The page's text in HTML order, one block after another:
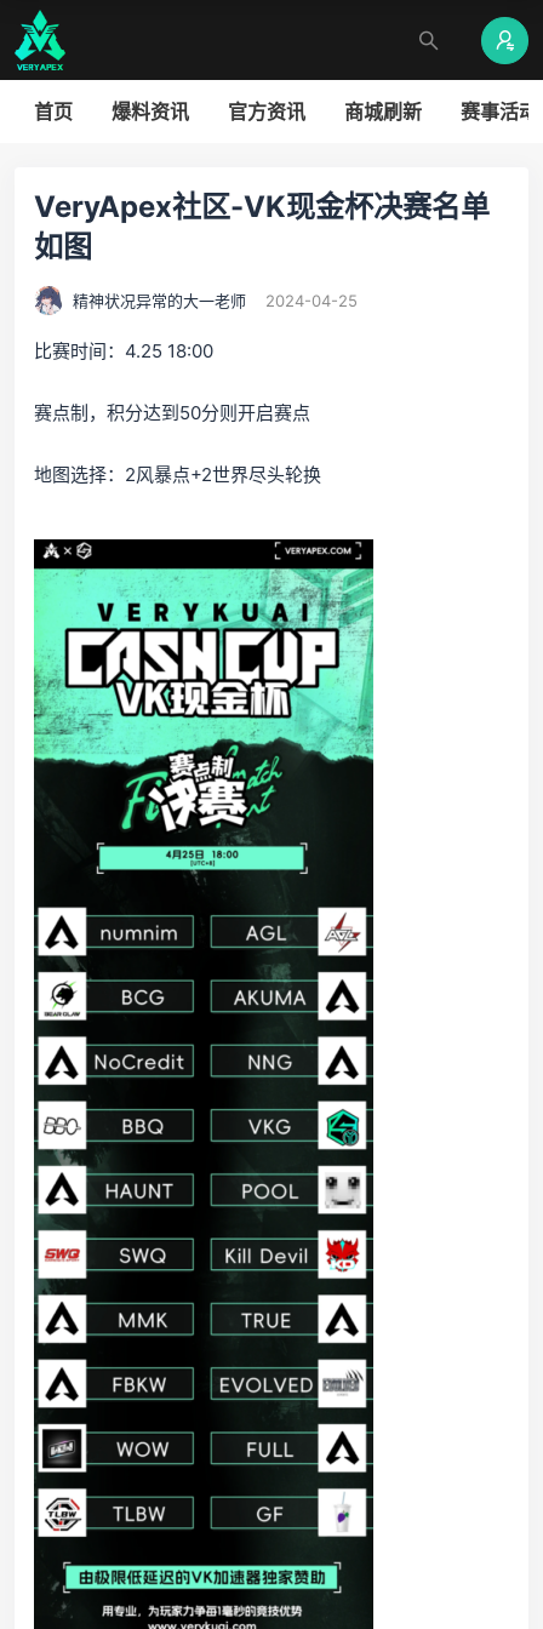
首页 爆料资讯 官方资讯 商城刷新 赛事活动
VeryApex社区-VK现金杯决赛名单
如图
精神状况异常的大一老师 2024-04-25
比赛时间：4.25 18:00
赛点制，积分达到50分则开启赛点
地图选择：2风暴点+2世界尽头轮换